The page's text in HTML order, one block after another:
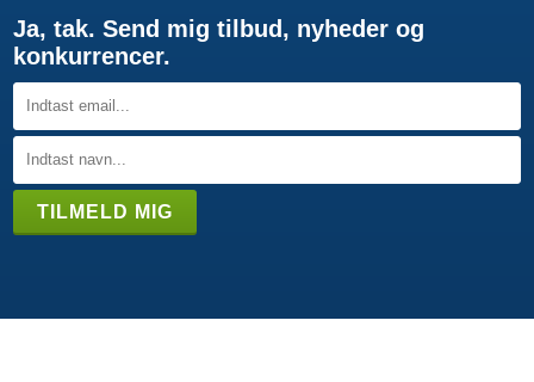
Ja, tak. Send mig tilbud, nyheder og
konkurrencer.